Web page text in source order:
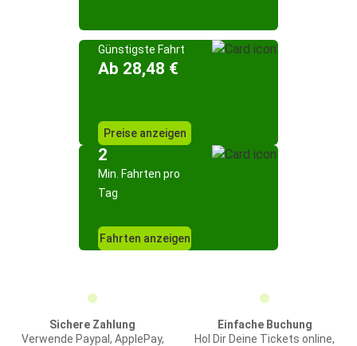
Günstigste Fahrt
Ab 28,48 €
Preise anzeigen
2
Min. Fahrten pro
Tag
Fahrten anzeigen
Sichere Zahlung
Verwende Paypal, ApplePay,
Einfache Buchung
Hol Dir Deine Tickets online,